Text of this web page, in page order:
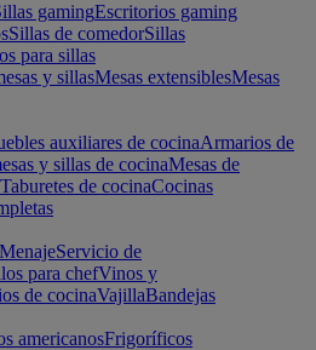
gamingEscritorios gaming
Sillas de comedorSillas
para sillas
y sillasMesas extensiblesMesas
auxiliares de cocinaArmarios de
y sillas de cocinaMesas de
Taburetes de cocinaCocinas
MenajeServicio de
para chefVinos y
de cocinaVajillaBandejas
americanosFrigoríficos